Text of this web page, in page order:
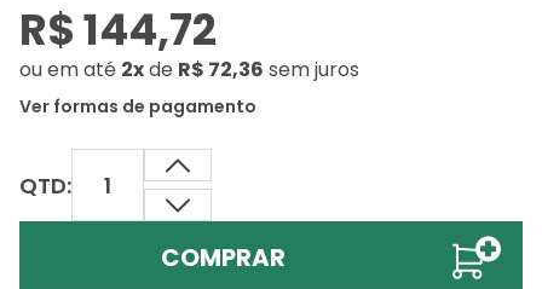
R$ 144,72
ouem até 2xde R$ 72,36 sem juros
Ver formas de pagamento
QTD:
COMPRAR